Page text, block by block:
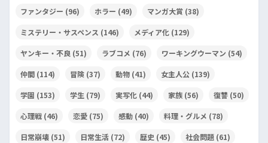
ファンタジー (96) ホラー (49) マンガ大賞 (38)
ミステリー・サスペンス (146) メディア化 (129)
ヤンキー・不良 (51) ラブコメ (76) ワーキングウーマン (54)
仲間 (114) 冒険 (37) 動物 (41) 女主人公 (139)
学園 (153) 学生 (79) 実写化 (44) 家族 (56) 復讐 (50)
心理戦 (46) 恋愛 (75) 感動 (40) 料理・グルメ (78)
日常崩壊 (51) 日常生活 (72) 歴史 (45) 社会問題 (61)